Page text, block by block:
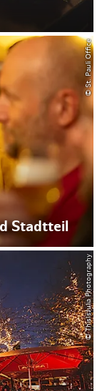
© St. Pauli Office
Stadtteil
© ThisIsJulia Photography